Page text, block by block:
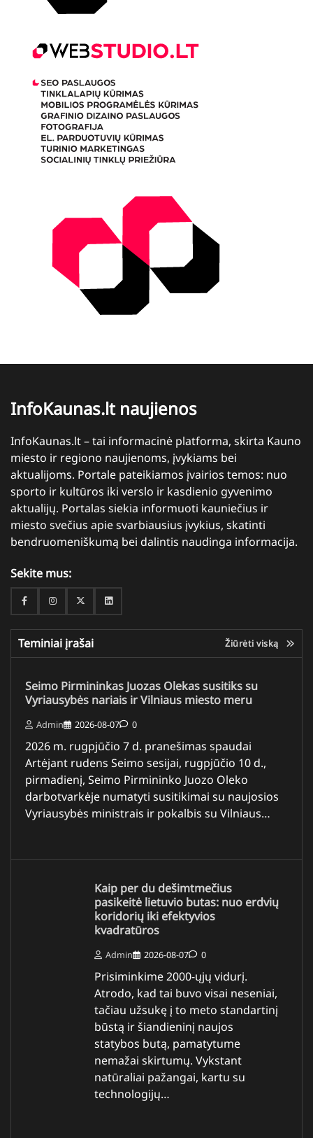
InfoKaunas.lt naujienos
InfoKaunas.lt – tai informacinė platforma, skirta Kauno
miesto ir regiono naujienoms, įvykiams bei
aktualijoms. Portale pateikiamos įvairios temos: nuo
sporto ir kultūros iki verslo ir kasdienio gyvenimo
aktualijų. Portalas siekia informuoti kauniečius ir
miesto svečius apie svarbiausius įvykius, skatinti
bendruomeniškumą bei dalintis naudinga informacija.
Sekite mus:
FacebookInstagramTwitterLinkedin
Teminiai įrašai Žiūrėti viską
Seimo Pirmininkas Juozas Olekas susitiks su
Vyriausybės nariais ir Vilniaus miesto meru
Admin 2026-08-07 0
2026 m. rugpjūčio 7 d. pranešimas spaudai
Artėjant rudens Seimo sesijai, rugpjūčio 10 d.,
pirmadienį, Seimo Pirmininko Juozo Oleko
darbotvarkėje numatyti susitikimai su naujosios
Vyriausybės ministrais ir pokalbis su Vilniaus…
Kaip per du dešimtmečius
pasikeitė lietuvio butas: nuo erdvių
koridorių iki efektyvios
kvadratūros
Admin 2026-08-07 0
Prisiminkime 2000-ųjų vidurį.
Atrodo, kad tai buvo visai neseniai,
tačiau užsukę į to meto standartinį
būstą ir šiandieninį naujos
statybos butą, pamatytume
nemažai skirtumų. Vykstant
natūraliai pažangai, kartu su
technologijų…